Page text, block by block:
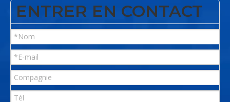
ENTRER EN CONTACT